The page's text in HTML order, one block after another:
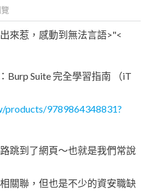
來惹，感動到無法言語>"<
Burp Suite 完全學習指南 （iT
products/9789864348831?
跳到了網頁～也就是我們常說
關聯，但也是不少的資安職缺